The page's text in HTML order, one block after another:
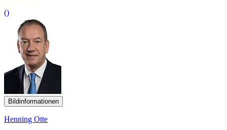
()
Bildinformationen
Henning Otte